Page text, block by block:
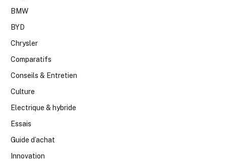
BMW
BYD
Chrysler
Comparatifs
Conseils & Entretien
Culture
Electrique & hybride
Essais
Guide d’achat
Innovation